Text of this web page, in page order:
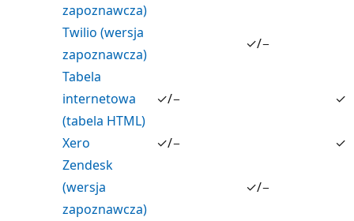
zapoznawcza)
Twilio (wersja
zapoznawcza)
✓/−
Tabela
internetowa
(tabela HTML)
✓/− ✓
Xero ✓/−
✓
Zendesk
(wersja
zapoznawcza)
✓/−